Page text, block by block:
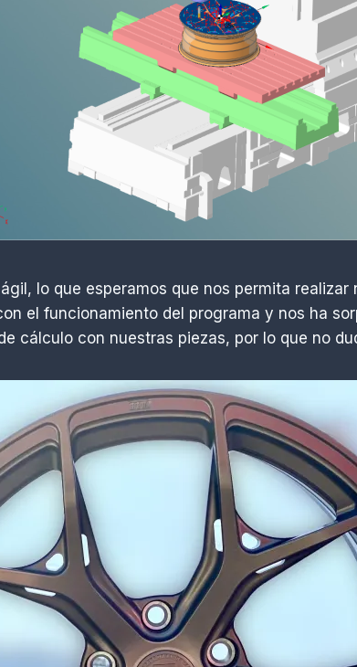
lo que esperamos que nos permita
el funcionamiento del programa y nos ha
cálculo con nuestras piezas, por lo que no